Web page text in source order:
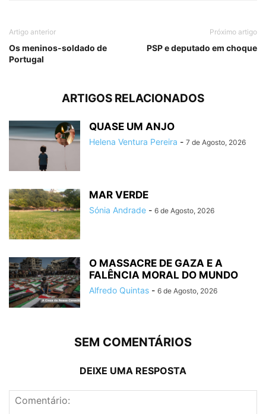
Artigo anterior
Os meninos-soldado de
Portugal
Próximo artigo
PSP e deputado em choque
ARTIGOS RELACIONADOS
QUASE UM ANJO
Helena Ventura Pereira - 7 de Agosto, 2026
MAR VERDE
Sónia Andrade - 6 de Agosto, 2026
O MASSACRE DE GAZA E A
FALÊNCIA MORAL DO MUNDO
Alfredo Quintas - 6 de Agosto, 2026
SEM COMENTÁRIOS
DEIXE UMA RESPOSTA